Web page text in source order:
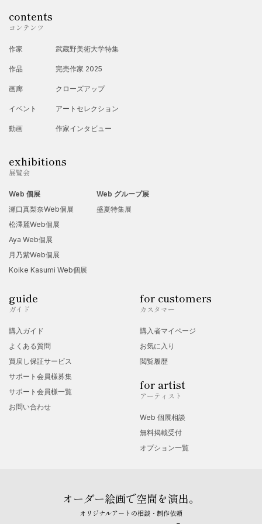
contents
コンテンツ
作家
作品
画廊
イベント
動画
武蔵野美術大学特集
完売作家 2025
クローズアップ
アートセレクション
作家インタビュー
exhibitions
展覧会
Web 個展
瀬口真梨奈Web個展
松澤麗Web個展
Aya Web個展
月乃紫Web個展
Koike Kasumi Web個展
Web グループ展
盛夏特集展
guide
ガイド
購入ガイド
よくある質問
買戻し保証サービス
サポート会員様募集
サポート会員様一覧
お問い合わせ
for customers
カスタマー
購入者マイページ
お気に入り
閲覧履歴
for artist
アーティスト
Web 個展相談
無料掲載受付
オプション一覧
オーダー絵画で空間を演出。
オリジナルアートの相談・制作依頼